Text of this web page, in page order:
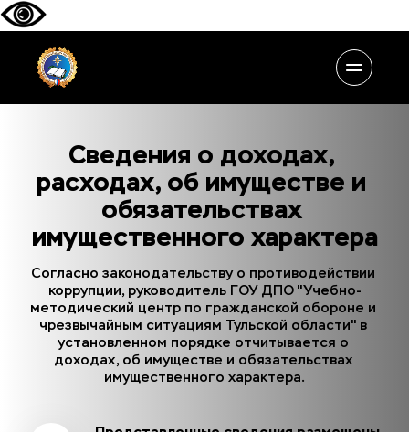
Сведения о доходах,
расходах, об имуществе и
обязательствах
имущественного характера
Согласно законодательству о противодействии
коррупции, руководитель ГОУ ДПО "Учебно-
методический центр по гражданской обороне и
чрезвычайным ситуациям Тульской области" в
установленном порядке отчитывается о
доходах, об имуществе и обязательствах
имущественного характера.